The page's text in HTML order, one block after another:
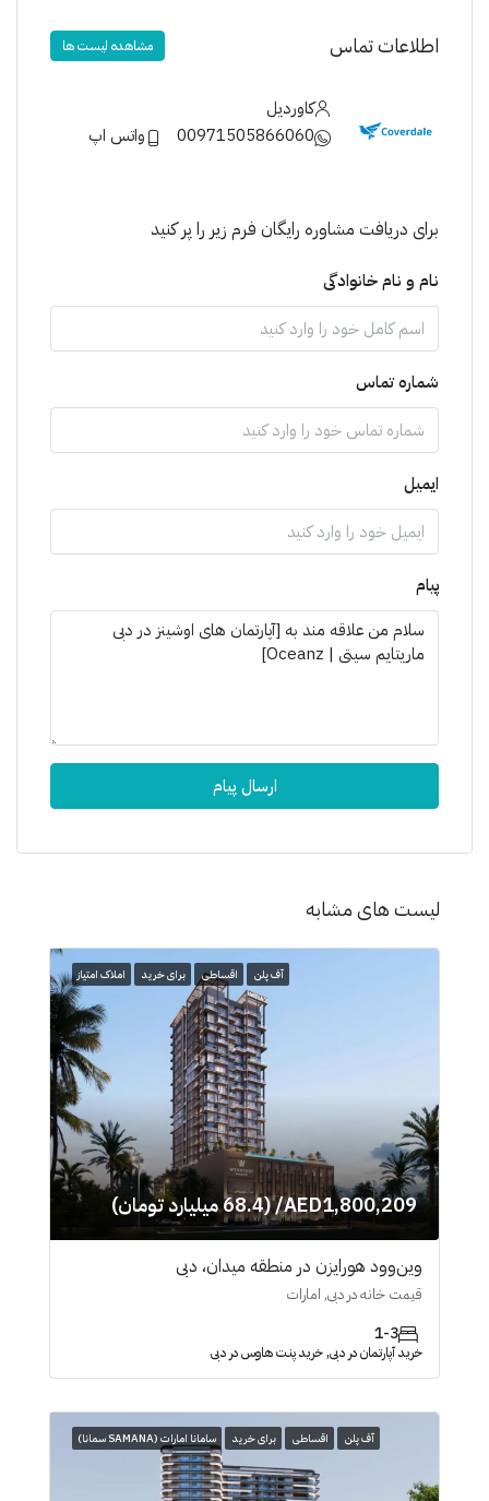
اطلاعات تماس مشاهده لیست ها
کاوردیل
00971505866060
واتس اپ
برای دریافت مشاوره رایگان فرم زیر را پر کنید
نام و نام خانوادگی
شماره تماس
ایمیل
پیام
ارسال پیام
لیست های مشابه
آف پلن اقساطی برای خرید املاک امتیاز
AED1,800,209/ (68.4 میلیارد تومان)
وین‌وود هورایزن در منطقه میدان، دبی
قیمت خانه در دبی, امارات
1-3
خرید آپارتمان در دبی, خرید پنت هاوس در دبی
آف پلن اقساطی برای خرید سامانا امارات (SAMANA سمانا)